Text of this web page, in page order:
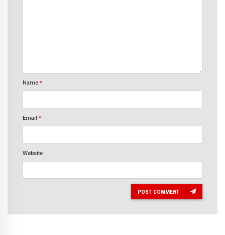
Name *
Email *
Website
POST COMMENT